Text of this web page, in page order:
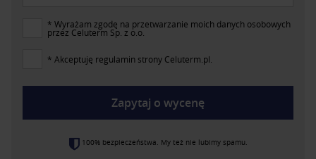
* Wyrażam zgodę na przetwarzanie moich danych osobowych
przez Celuterm Sp. z o.o.
* Akceptuję regulamin strony Celuterm.pl.
Zapytaj o wycenę
100% bezpieczeństwa. My też nie lubimy spamu.